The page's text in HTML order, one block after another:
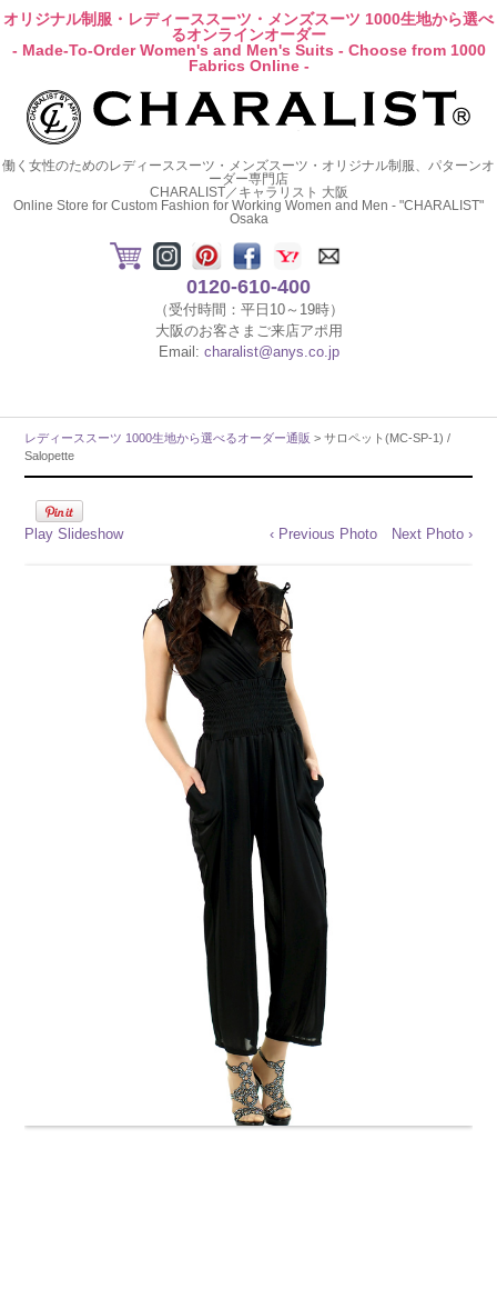
オリジナル制服・レディーススーツ・メンズスーツ 1000生地から選べ
るオンラインオーダー
- Made-To-Order Women's and Men's Suits - Choose from 1000
Fabrics Online -
働く女性のためのレディーススーツ・メンズスーツ・オリジナル制服、パターンオ
ーダー専門店
CHARALIST／キャラリスト 大阪
Online Store for Custom Fashion for Working Women and Men - "CHARALIST"
Osaka
0120-610-400
（受付時間：平日10～19時）
大阪のお客さまご来店アポ用
Email: charalist@anys.co.jp
レディーススーツ 1000生地から選べるオーダー通販 > サロペット(MC-SP-1) /
Salopette
Play Slideshow ‹ Previous Photo Next Photo ›